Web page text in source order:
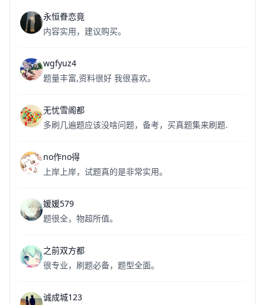
永恒眷恋竟
内容实用，建议购买。
wgfyuz4
题量丰富,资料很好 我很喜欢。
无忧雪阁都
多刷几遍题应该没啥问题，备考，买真题集来刷题.
no作no得
上岸上岸，试题真的是非常实用。
媛媛579
题很全，物超所值。
之前双方都
很专业，刷题必备，题型全面。
诚成城123